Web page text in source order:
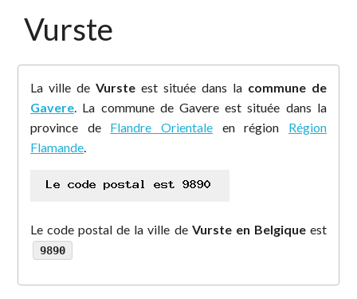
Vurste
La ville de Vurste est située dans la commune de
Gavere . La commune de Gavere est située dans la
province de Flandre Orientale en région Région
Flamande
Le code postal de la ville de Vurste en Belgiqueest
9890